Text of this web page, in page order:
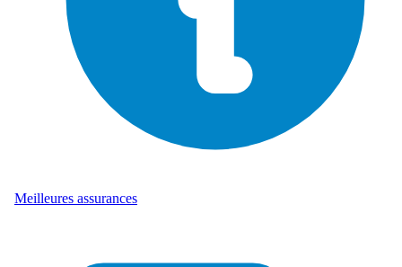
Meilleures assurances